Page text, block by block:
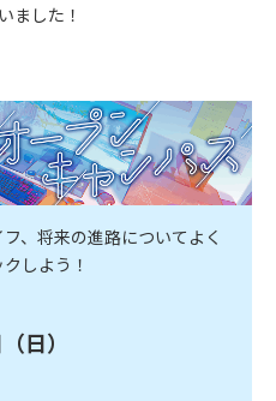
ました！
、将来の進路についてよく
しよう！
日）